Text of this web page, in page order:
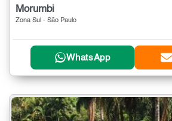
Morumbi
Zona Sul - São Paulo
WhatsApp